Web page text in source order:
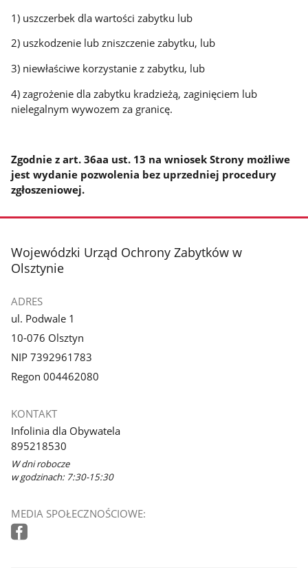
1) uszczerbek dla wartości zabytku lub
2) uszkodzenie lub zniszczenie zabytku, lub
3) niewłaściwe korzystanie z zabytku, lub
4) zagrożenie dla zabytku kradzieżą, zaginięciem lub
nielegalnym wywozem za granicę.
Zgodnie z art. 36aa ust. 13 na wniosek Strony możliwe
jest wydanie pozwolenia bez uprzedniej procedury
zgłoszeniowej.
stopka
Wojewódzki Urząd Ochrony Zabytków w
Olsztynie
ADRES
ul. Podwale 1
10-076 Olsztyn
NIP 7392961783
Regon 004462080
KONTAKT
Infolinia dla Obywatela
895218530
W dni robocze
w godzinach: 7:30-15:30
MEDIA SPOŁECZNOŚCIOWE: